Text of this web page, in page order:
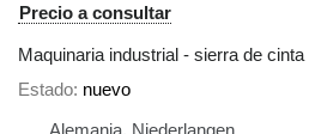
Precio a consultar
Maquinaria industrial - sierra de
Estado nuevo
Alemania, Niederlangen